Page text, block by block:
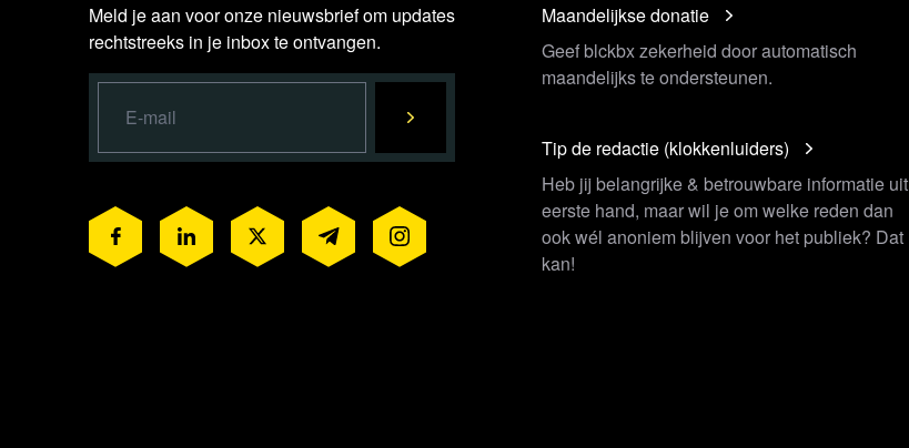
Meld je aan voor onze nieuwsbrief om updates
rechtstreeks in je inbox te ontvangen.
Maandelijkse donatie
Geef blckbx zekerheid door automatisch
maandelijks te ondersteunen.
Tip de redactie (klokkenluiders)
Heb jij belangrijke & betrouwbare informatie uit
eerste hand, maar wil je om welke reden dan
ook wél anoniem blijven voor het publiek? Dat
kan!